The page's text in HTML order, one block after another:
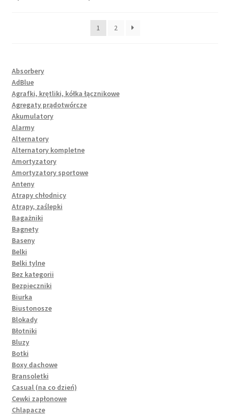
1 2
Absorbery
AdBlue
Agrafki, krętliki, kółka łącznikowe
Agregaty prądotwórcze
Akumulatory
Alarmy
Alternatory
Alternatory kompletne
Amortyzatory
Amortyzatory sportowe
Anteny
Atrapy chłodnicy
Atrapy, zaślepki
Bagażniki
Bagnety
Baseny
Belki
Belki tylne
Bez kategorii
Bezpieczniki
Biurka
Biustonosze
Blokady
Błotniki
Bluzy
Botki
Boxy dachowe
Bransoletki
Casual (na co dzień)
Cewki zapłonowe
Chlapacze